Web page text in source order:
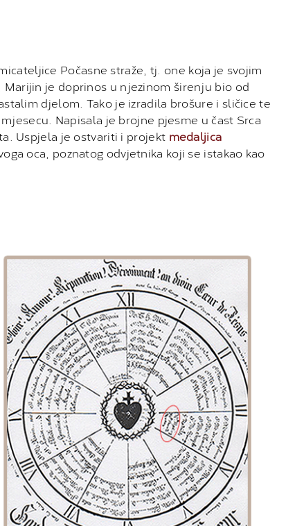
Počasne straže, tj. one koja je svojim
je doprinos u njezinom širenju bio od
djelom. Tako je izradila brošure i sličice te
Napisala je brojne pjesme u čast Srca
Uspjela je ostvariti i projekt medaljica
oca, poznatog odvjetnika koji se istakao kao